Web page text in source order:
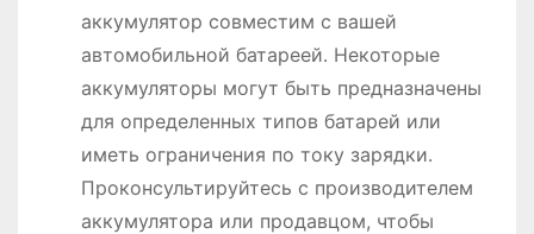
аккумулятор совместим с вашей
автомобильной батареей․ Некоторые
аккумуляторы могут быть предназначены
для определенных типов батарей или
иметь ограничения по току зарядки․
Проконсультируйтесь с производителем
аккумулятора или продавцом, чтобы